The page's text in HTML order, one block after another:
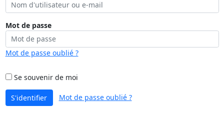
Mot de passe
Mot de passe oublié ?
Se souvenir de moi
S'identifier Mot de passe oublié ?